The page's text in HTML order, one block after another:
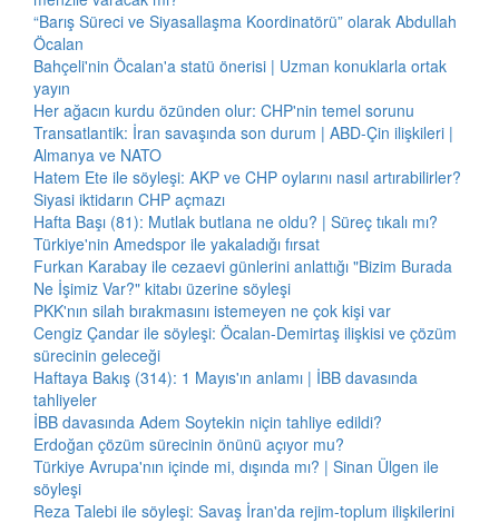
“Barış Süreci ve Siyasallaşma Koordinatörü” olarak Abdullah
Öcalan
Bahçeli'nin Öcalan'a statü önerisi | Uzman konuklarla ortak
yayın
Her ağacın kurdu özünden olur: CHP'nin temel sorunu
Transatlantik: İran savaşında son durum | ABD-Çin ilişkileri |
Almanya ve NATO
Hatem Ete ile söyleşi: AKP ve CHP oylarını nasıl artırabilirler?
Siyasi iktidarın CHP açmazı
Hafta Başı (81): Mutlak butlana ne oldu? | Süreç tıkalı mı?
Türkiye'nin Amedspor ile yakaladığı fırsat
Furkan Karabay ile cezaevi günlerini anlattığı "Bizim Burada
Ne İşimiz Var?" kitabı üzerine söyleşi
PKK'nın silah bırakmasını istemeyen ne çok kişi var
Cengiz Çandar ile söyleşi: Öcalan-Demirtaş ilişkisi ve çözüm
sürecinin geleceği
Haftaya Bakış (314): 1 Mayıs'ın anlamı | İBB davasında
tahliyeler
İBB davasında Adem Soytekin niçin tahliye edildi?
Erdoğan çözüm sürecinin önünü açıyor mu?
Türkiye Avrupa'nın içinde mi, dışında mı? | Sinan Ülgen ile
söyleşi
Reza Talebi ile söyleşi: Savaş İran'da rejim-toplum ilişkilerini